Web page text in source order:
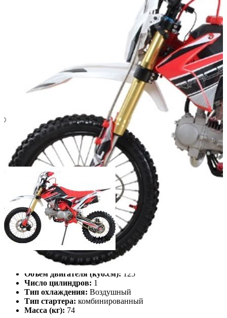
Мощность двигателя (л.с.):
Объём двигателя (куб.см): 125
Число цилиндров: 1
Тип охлаждения: Воздушный
Тип стартера: комбинированный
Масса (кг): 74